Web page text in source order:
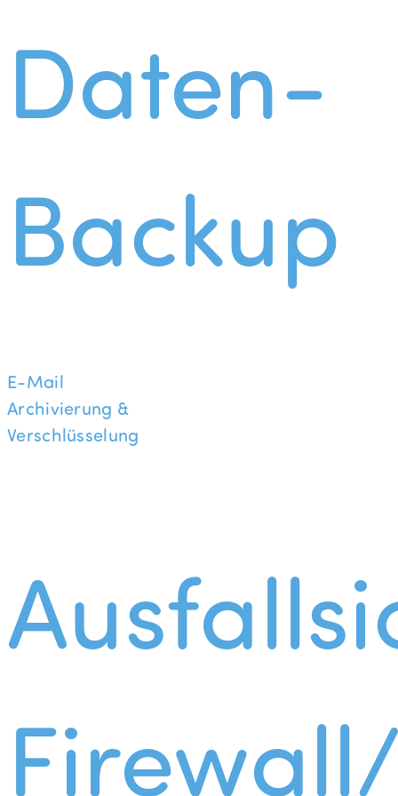
Daten-
Backup
E-Mail
Archivierung &
Verschlüsselung